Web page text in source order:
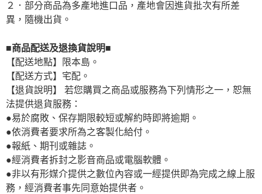
２．部分商品為多產地進口品，產地會因進貨批次有所差
異，隨機出貨。
■商品配送及退換貨說明■
【配送地點】限本島。
【配送方式】宅配。
【退貨說明】 若您購買之商品或服務為下列情形之一，恕無
法提供退貨服務：
●易於腐敗、保存期限較短或解約時即將逾期。
●依消費者要求所為之客製化給付。
●報紙、期刊或雜誌。
●經消費者拆封之影音商品或電腦軟體。
●非以有形媒介提供之數位內容或一經提供即為完成之線上服
務，經消費者事先同意始提供者。